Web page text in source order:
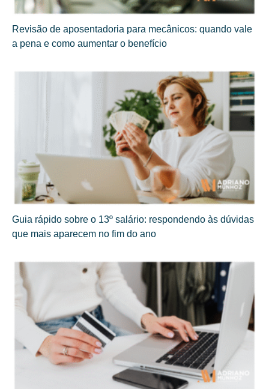
Revisão de aposentadoria para mecânicos: quando vale
a pena e como aumentar o benefício
Guia rápido sobre o 13º salário: respondendo às dúvidas
que mais aparecem no fim do ano